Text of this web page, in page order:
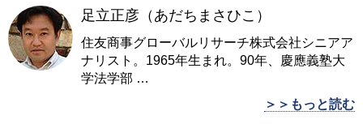
足立正彦（あだちまさひこ）
住友商事グローバルリサーチ株式会社シニアア
ナリスト。1965年生まれ。90年、慶應義塾大
学法学部 …
＞＞もっと読む